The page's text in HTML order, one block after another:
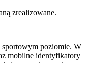
zrealizowane.
sportowym poziomie. W
mobilne identyfikatory